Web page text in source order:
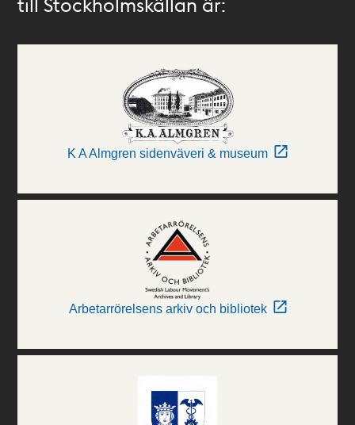
K A Almgren sidenväveri & museum
Arbetarrörelsens arkiv och bibliotek